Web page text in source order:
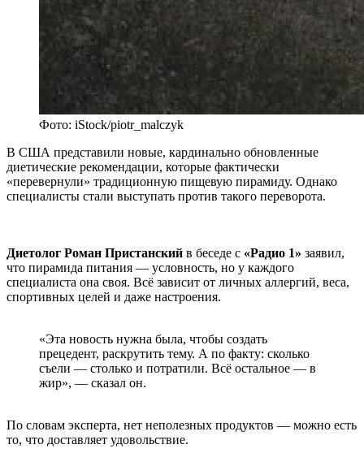
Фото: iStock/piotr_malczyk
В США представили новые, кардинально обновленные
диетические рекомендации, которые фактически
«перевернули» традиционную пищевую пирамиду. Однако
специалисты стали выступать против такого переворота.
Диетолог Роман Пристанский в беседе с «Радио 1» заявил,
что пирамида питания — условность, но у каждого
специалиста она своя. Всё зависит от личных аллергий, веса,
спортивных целей и даже настроения.
«Эта новость нужна была, чтобы создать
прецедент, раскрутить тему. А по факту: сколько
съели — столько и потратили. Всё остальное — в
жир», — сказал он.
По словам эксперта, нет неполезных продуктов — можно есть
то, что доставляет удовольствие.